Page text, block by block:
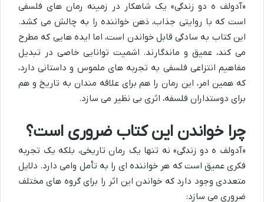
«آدولف ه دو زندگی» یک شاهکار در زمینه رمان های فلسفی
است که با روایتی جذاب، ذهن خواننده را به چالش می کشد.
این کتاب به سادگی قابل خواندن است، اما ایده هایی که مطرح
می کند، عمیق و ماندگارند. اشمیت توانایی خاصی در تبدیل
مفاهیم انتزاعی فلسفی به تجربه های ملموس و داستانی دارد،
که همین امر، این رمان را هم برای علاقه مندان به تاریخ و هم
برای دوستداران فلسفه، اثری بی نظیر می سازد.
چرا خواندن این کتاب ضروری است؟
«آدولف ه دو زندگی» نه تنها یک رمان تاریخی، بلکه یک تجربه
فکری عمیق است که هر خواننده ای را به تأمل وامی دارد. دلایل
متعددی وجود دارد که خواندن این اثر را برای گروه های مختلف
ضروری می سازد: